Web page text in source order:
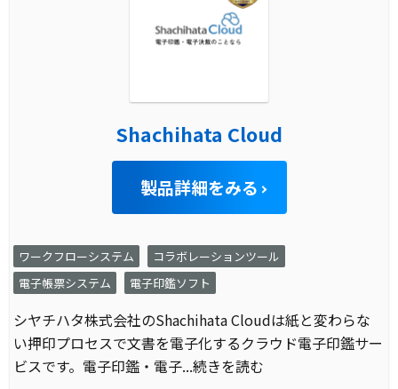
Shachihata Cloud
製品詳細をみる
ワークフローシステム
コラボレーションツール
電子帳票システム
電子印鑑ソフト
シヤチハタ株式会社のShachihata Cloudは紙と変わらな
い押印プロセスで文書を電子化するクラウド電子印鑑サー
ビスです。電子印鑑・電子...続きを読む